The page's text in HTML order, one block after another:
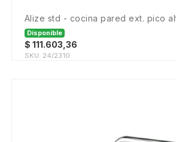
alize std - cocina pared ext. pico
Disponible
$ 111.603,36
SKU: 24/2310